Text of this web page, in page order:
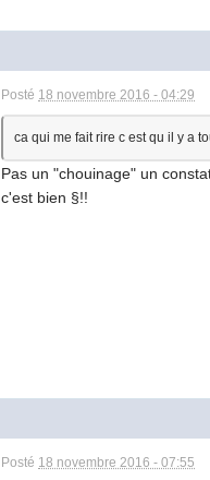
Posté 18 novembre 2016 - 04:29
ca qui me fait rire c est qu il y a
Pas un "chouinage" un
c'est bien §!!
Posté 18 novembre 2016 - 07:55